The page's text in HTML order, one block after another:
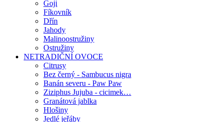
Goji
Fíkovník
Dřín
Jahody
Malinoostružiny
Ostružiny
NETRADIČNÍ OVOCE
Citrusy
Bez černý - Sambucus nigra
Banán severu - Paw Paw
Ziziphus Jujuba - cicimek…
Granátová jablka
Hlošiny
Jedlé jeřáby